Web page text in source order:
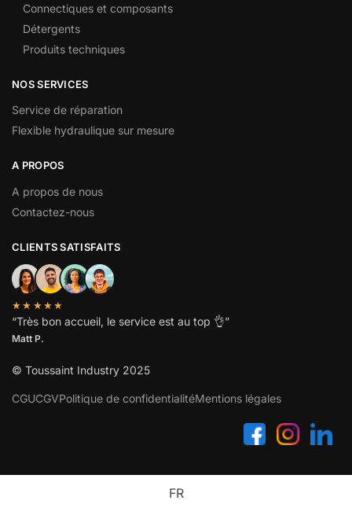
Connectiques et composants
Détergents
Produits techniques
NOS SERVICES
Service de réparation
Flexible hydraulique sur mesure
A PROPOS
A propos de nous
Contactez-nous
CLIENTS SATISFAITS
★★★★★
“Très bon accueil, le service est au top 👌”
Matt P.
© Toussaint Industry 2025
CGUCGVPolitique de confidentialitéMentions légales
FR